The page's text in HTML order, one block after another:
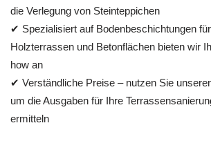
die Verlegung von Steinteppichen
✔ Spezialisiert auf Bodenbeschichtungen
Holzterrassen und Betonflächen bieten wir
how an
✔ Verständliche Preise – nutzen Sie
um die Ausgaben für Ihre
ermitteln